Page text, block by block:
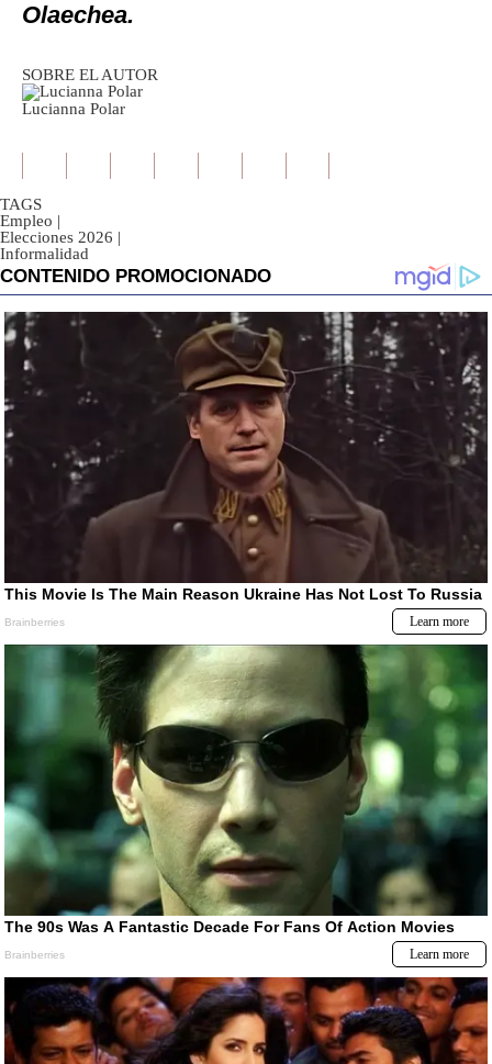
Olaechea.
SOBRE EL AUTOR
Lucianna Polar
TAGS
Empleo |
Elecciones 2026 |
Informalidad